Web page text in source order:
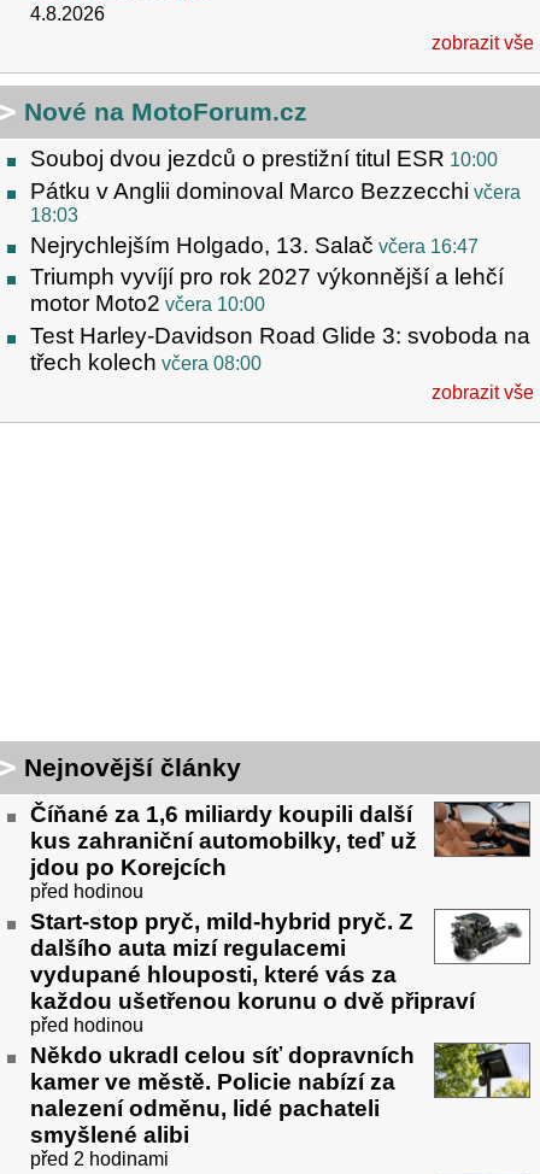
4.8.2026
zobrazit vše
Nové na MotoForum.cz
Souboj dvou jezdců o prestižní titul ESR 10:00
Pátku v Anglii dominoval Marco Bezzecchi včera
18:03
Nejrychlejším Holgado, 13. Salač včera 16:47
Triumph vyvíjí pro rok 2027 výkonnější a lehčí
motor Moto2 včera 10:00
Test Harley-Davidson Road Glide 3: svoboda na
třech kolech včera 08:00
zobrazit vše
Nejnovější články
Číňané za 1,6 miliardy koupili další
kus zahraniční automobilky, teď už
jdou po Korejcích
před hodinou
Start-stop pryč, mild-hybrid pryč. Z
dalšího auta mizí regulacemi
vydupané hlouposti, které vás za
každou ušetřenou korunu o dvě připraví
před hodinou
Někdo ukradl celou síť dopravních
kamer ve městě. Policie nabízí za
nalezení odměnu, lidé pachateli
smyšlené alibi
před 2 hodinami